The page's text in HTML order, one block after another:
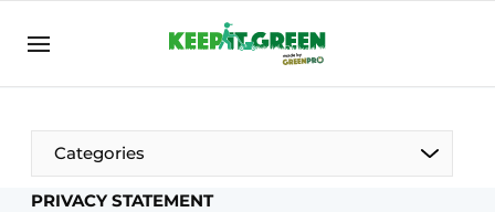
NL ENG
Categories
PRIVACY STATEMENT